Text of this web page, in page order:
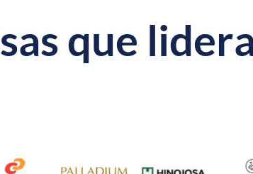
sasque lidera